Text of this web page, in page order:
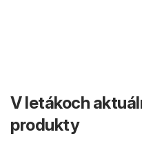
V letákoch
produkty